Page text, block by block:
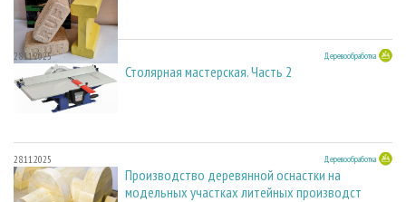
28.11.2025 Деревообработка
Столярная мастерская. Часть 2
28.11.2025 Деревообработка
Производство деревянной оснастки на
модельных участках литейных производст